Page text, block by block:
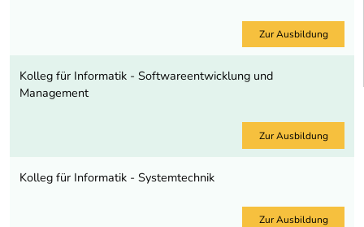
Zur Ausbildung
Kolleg für Informatik - Softwareentwicklung und
Management
Zur Ausbildung
Kolleg für Informatik - Systemtechnik
Zur Ausbildung